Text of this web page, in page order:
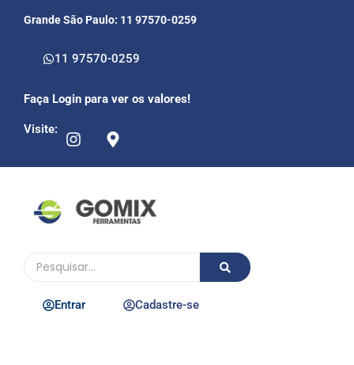
Grande São Paulo: 11 97570-0259
11 97570-0259
Faça Login para ver os valores!
Visite:
Entrar Cadastre-se